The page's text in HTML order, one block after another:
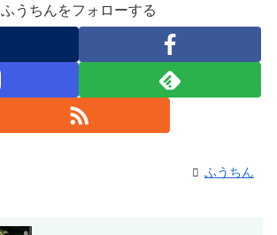
ふうちんをフォローする
ふうちん